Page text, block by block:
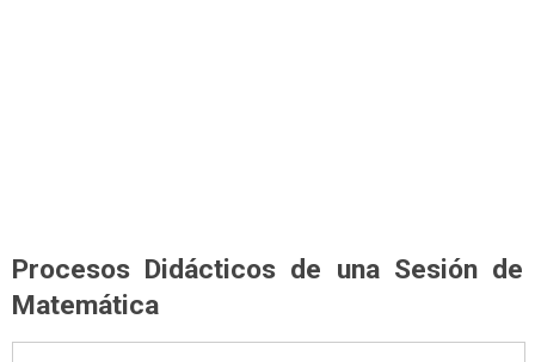
Procesos Didácticos de una Sesión de
Matemática